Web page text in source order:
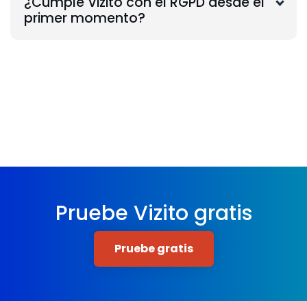
primer momento?
Pruebe Vizito gratis
Pruebe gratis